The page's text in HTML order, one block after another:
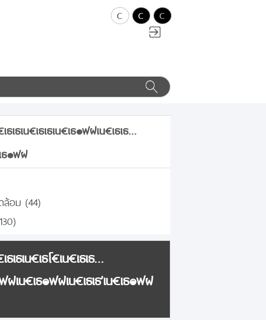
c c c
เธเน€เธเธเน€เธ๏ฟฝเน€เธเธ…
ธ๏ฟฝ
ล้อม (44)
ธเน€เธโ€เน€เธเธ…
๏ฟฝเน€เธ๏ฟฝเน€เธเธ’เน€เธ๏ฟฝ